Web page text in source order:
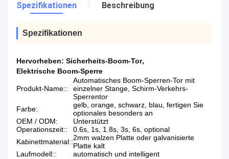
Spezifikationen Beschreibung
Spezifikationen
Hervorheben: Sicherheits-Boom-Tor,
Elektrische Boom-Sperre
Produkt-Name::
Automatisches Boom-Sperren-Tor mit
einzelner Stange, Schirm-Verkehrs-
Sperrentor
Farbe:
gelb, orange, schwarz, blau, fertigen Sie
optionales besonders an
OEM / ODM:
Unterstützt
Operationszeit::
0.6s, 1s, 1.8s, 3s, 6s, optional
Kabinettmaterial::2mm walzen Platte oder galvanisierte
Platte kalt
Laufmodell::
automatisch und intelligent